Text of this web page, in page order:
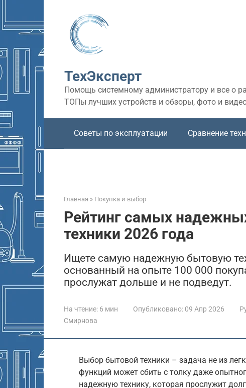
контенту
ТехЭксперт
Помощь системному администратору и все о
ТОПы лучших устройств и обзоры, фото и
Советы по эксплуатации Сравнение
Главная » Покупка и выбор
Рейтинг самых
техники 2026 года
Ищете самую надежную бытовую
основанный на опыте 100 000
прослужат дольше и не подведут.
На чтение: 6 мин Опубликовано: 09 Апр 2026
Смирнова
Выбор бытовой техники – задача не из
функций может сбить с толку даже
надежную технику, которая прослужит